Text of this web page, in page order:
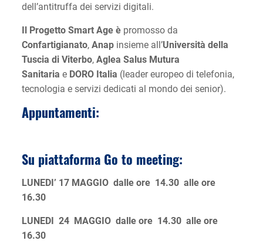
dell’antitruffa dei servizi digitali.
Il Progetto Smart Age è promosso da
Confartigianato, Anapinsieme all’Università della
Tuscia di Viterbo, Aglea Salus Mutura
Sanitaria e DORO Italia (leader europeo di telefonia,
tecnologia e servizi dedicati al mondo dei senior).
Appuntamenti:
Su piattaforma Go to meeting:
LUNEDI’ 17 MAGGIO dalle ore 14.30 alle ore
16.30
LUNEDI 24 MAGGIO dalle ore 14.30 alle ore
16.30